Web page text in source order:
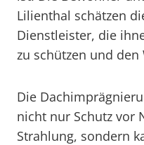
Lilienthal schätzen
Dienstleister, die
zu schützen und
Die
nicht nur Schutz vor
Strahlung, sondern